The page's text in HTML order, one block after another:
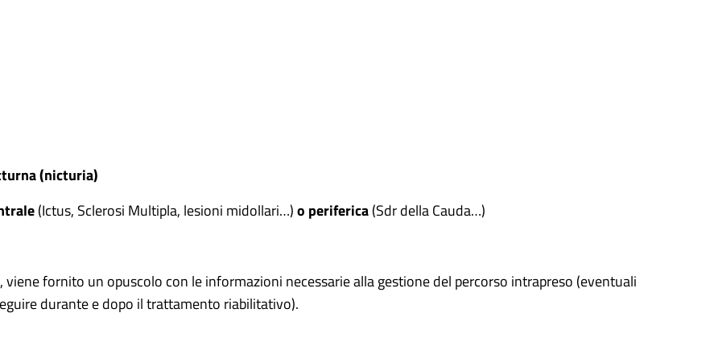
(nicturia)
(Ictus, Sclerosi Multipla, lesioni midollari…)o periferica(Sdr della Cauda…)
fornito un opuscolo con le informazioni necessarie alla gestione del percorso intrapreso (eventuali
durante e dopo il trattamento riabilitativo).